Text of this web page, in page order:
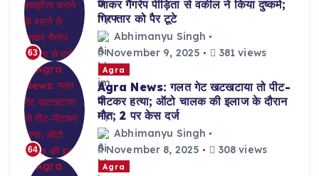
63
जाकर गैंगरेप पीड़िता से वकील ने किया दुष्कर्म;
गिरफ्तार को पैर टूटे
Abhimanyu Singh
November 9, 2025
381 views
64
Agra
Agra News: गलत गेट खटखटाया तो पीट-
पीटकर हत्या; ऑटो चालक की इलाज के दौरान
मौत; 2 पर केस दर्ज
Abhimanyu Singh
November 8, 2025
308 views
Agra